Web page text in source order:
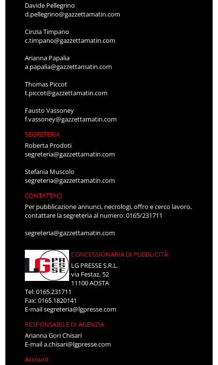
Davide Pellegrino
d.pellegrino@gazzettamatin.com
Cinzia Timpano
c.timpano@gazzettamatin.com
Arianna Papalia
a.papalia@gazzettamatin.com
Thomas Piccot
t.piccot@gazzettamatin.com
Fausto Vassoney
f.vassoney@gazzettamatin.com
SEGRETERIA
Roberta Prodoti
segreteria@gazzettamatin.com
Stefania Muscolo
segreteria@gazzettamatin.com
CONTATTACI
Per pubblicazione annunci, necrologi, offro e cerco lavoro,
contattare la segreteria al numero: 0165/231711
segreteria@gazzettamatin.com
CONCESSIONARIA DI PUBBLICITÀ
LG PRESSE S.R.L.
via Festaz, 52
11100 AOSTA
Tel: 0165.231711
Fax: 0165.1820141
E-mailsegreteria@lgpresse.com
RESPONSABILE DI AGENZIA
Arianna Gori Chisari
E-maila.chisari@lgpresse.com
Account